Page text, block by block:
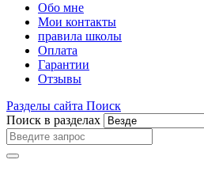
Обо мне
Мои контакты
правила школы
Оплата
Гарантии
Отзывы
Разделы сайта Поиск
Поиск в разделах